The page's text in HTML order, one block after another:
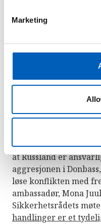
Marketing
Det var
møtet,ifølge Reuters
Ingen av
Russlands handlinger,
Russlands handlinger
suverenitet og
Utenriksminister
at Russland er
aggresjonen i
løse konflikten med
ambassadør, Mona
Sikkerhetsrådets
handlinger er et